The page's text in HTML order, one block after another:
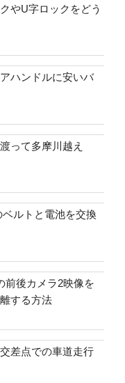
やU字ロックをどう
ハンドルに安いバ
って多摩川越え
ルトと電池を交換
前後カメラ2映像を
する方法
差点での車道走行